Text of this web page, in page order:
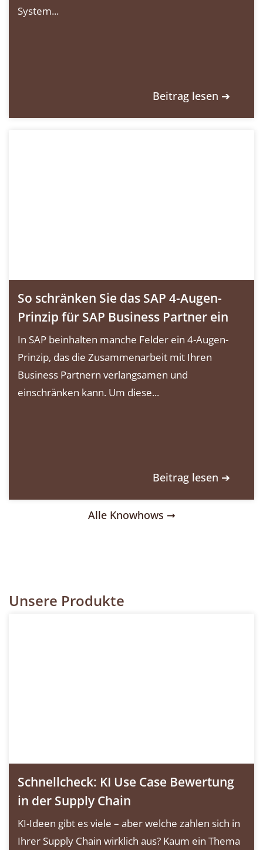
System...
Beitrag lesen ➔
So schränken Sie das SAP 4-Augen-
Prinzip für SAP Business Partner ein
In SAP beinhalten manche Felder ein 4-Augen-
Prinzip, das die Zusammenarbeit mit Ihren
Business Partnern verlangsamen und
einschränken kann. Um diese...
Beitrag lesen ➔
Alle Knowhows ➞
Unsere Produkte
Schnellcheck: KI Use Case Bewertung
in der Supply Chain
KI-Ideen gibt es viele – aber welche zahlen sich in
Ihrer Supply Chain wirklich aus? Kaum ein Thema